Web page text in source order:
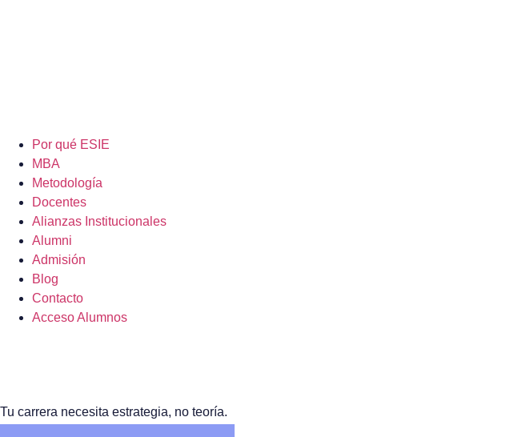
Por qué ESIE
MBA
Metodología
Docentes
Alianzas Institucionales
Alumni
Admisión
Blog
Contacto
Acceso Alumnos
Tu carrera necesita estrategia, no teoría.